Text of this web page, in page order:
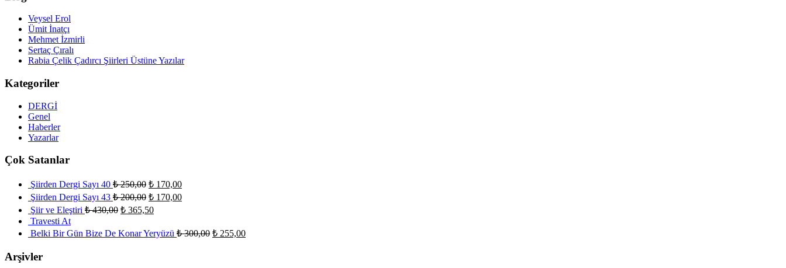
Veysel Erol
Ümit İnatçı
Mehmet İzmirli
Sertaç Çıralı
Rabia Çelik Çadırcı Şiirleri Üstüne Yazılar
Kategoriler
DERGİ
Genel
Haberler
Yazarlar
Çok Satanlar
Şiirden Dergi Sayı 40 ₺250,00 ₺ 170,00
Şiirden Dergi Sayı 43 ₺200,00 ₺ 170,00
Şiir ve Eleştiri ₺430,00 ₺ 365,50
Travesti At
Belki Bir Gün Bize De Konar Yeryüzü ₺300,00 ₺ 255,00
Arşivler